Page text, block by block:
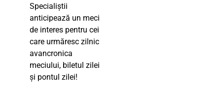
Specialiștii
anticipează un meci
de interes pentru cei
care urmăresc zilnic
avancronica
meciului, biletul zilei
și pontul zilei!